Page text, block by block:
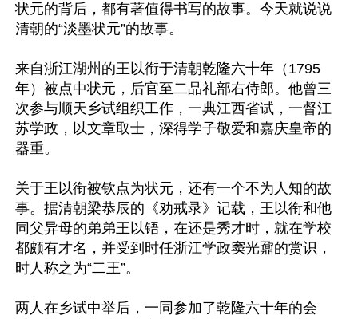
状元的背后，都有著值得书写的故事。今天就说说
清朝的“淡墨状元”的故事。
来自浙江湖州的王以衔于清朝乾隆六十年（1795
年）被点中状元，后官至二品礼部右侍郎。他曾三
次参与顺天乡试组织工作，一典江西省试，一督江
苏学政，以文章取士，深得学子敬爱和嘉庆皇帝的
器重。
关于王以衔被钦点为状元，还有一个不为人知的故
事。据清朝梁恭辰的《劝戒录》记载，王以衔和他
同父异母的弟弟王以铻，在还是秀才时，就在学校
都颇有才名，并受到时任浙江学政窦光鼐的赏识，
时人称之为“二王”。
两人在乡试中举后，一同参加了乾隆六十年的会